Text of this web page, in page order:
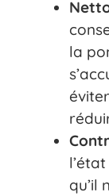
la
qu’il